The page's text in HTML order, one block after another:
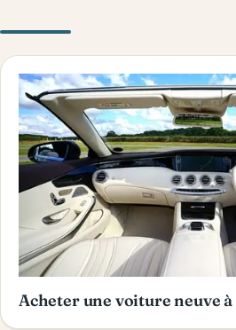
Acheter une voiture neuve